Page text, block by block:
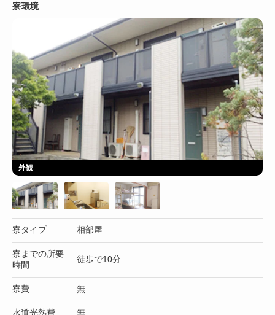
寮環境
外観
寮タイプ 相部屋
寮までの所要
時間
徒歩で10分
寮費 無
水道光熱費 無